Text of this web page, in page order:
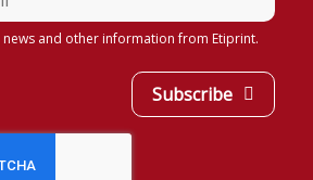
news and other information from Etiprint.
Subscribe